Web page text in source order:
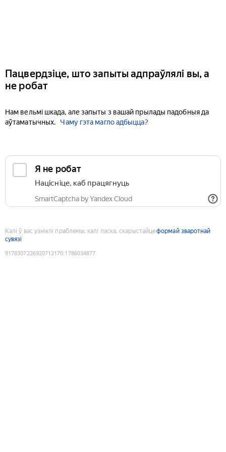
Пацвердзіце, што запыты адпраўлялі вы, а
не робат
Нам вельмі шкада, але запыты з вашай прылады падобныя да
аўтаматычных.
Чаму гэта магло адбыцца?
Я не робат
Націсніце, каб працягнуць
SmartCaptcha by Yandex Cloud
Калі ў вас узніклі праблемы, калі ласка, скарыстайцеформай зваротнай
сувязі
9178307226920712170:1786034877